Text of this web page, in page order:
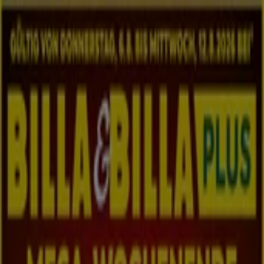
Sie sind hier:
Traun
Schnäppchen Supermärkte
Gartencenter
Möbel & Wohnen
Schuhe
SportAuto, Motorrad &
Zubehör
Drogerien & Parfümerien
Bürobedarf
Restaurants Reisen
Apotheken &
Gesundheit
Spielzeug & Baby
Supermärkte in Traun - Angebote,